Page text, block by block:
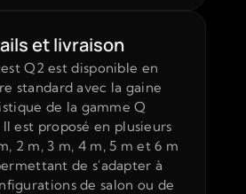
Q2 est disponible en
standard avec la gaine
de la gamme Q
est proposé en plusieurs
2 m, 3 m, 4 m, 5 m et 6 m
de s'adapter à
de salon ou de
et livraison